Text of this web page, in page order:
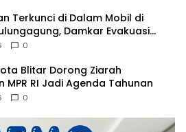
Terkunci di Dalam Mobil di
Damkar Evakuasi
0
Blitar Dorong Ziarah
MPR RI Jadi Agenda Tahunan
0